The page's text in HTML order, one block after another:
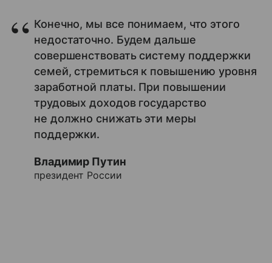
Конечно, мы все понимаем, что этого
недостаточно. Будем дальше
совершенствовать систему поддержки
семей, стремиться к повышению уровня
заработной платы. При повышении
трудовых доходов государство
не должно снижать эти меры
поддержки.
Владимир Путин
президент России